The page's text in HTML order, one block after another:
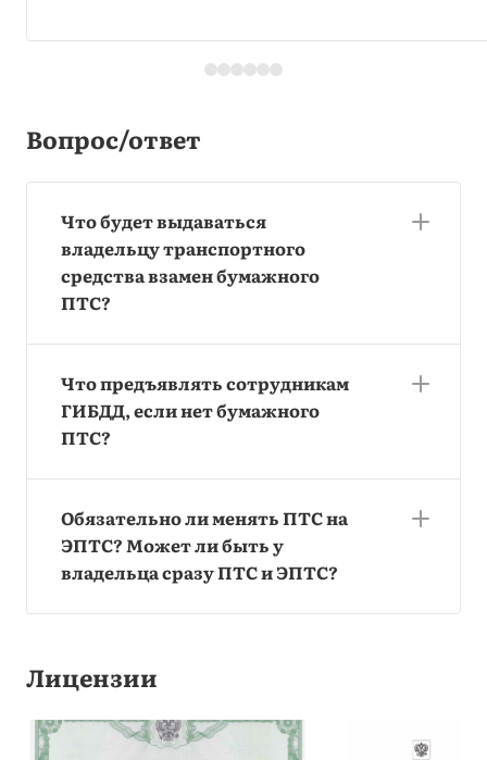
Вопрос/ответ
Что будет выдаваться
владельцу транспортного
средства взамен бумажного
ПТС?
Что предъявлять сотрудникам
ГИБДД, если нет бумажного
ПТС?
Обязательно ли менять ПТС на
ЭПТС? Может ли быть у
владельца сразу ПТС и ЭПТС?
Лицензии